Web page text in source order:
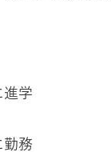
進学
勤務